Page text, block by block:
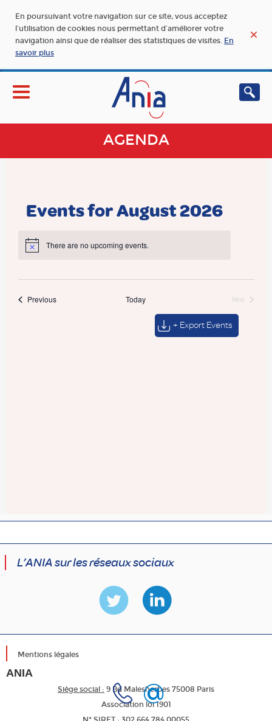
En poursuivant votre navigation sur ce site, vous acceptez
l’utilisation de cookies nous permettant d’améliorer votre
navigation ainsi que de réaliser des statistiques de visites. En
savoir plus
AGENDA
Events for August 2026
Notice There are no upcoming events.
PreviousEvents Today
Next
+ Export Events
L’ANIA sur les réseaux sociaux
Mentions légales
ANIA
Siège social : 9 Bd Malesherbes 75008 Paris
Association loi 1901